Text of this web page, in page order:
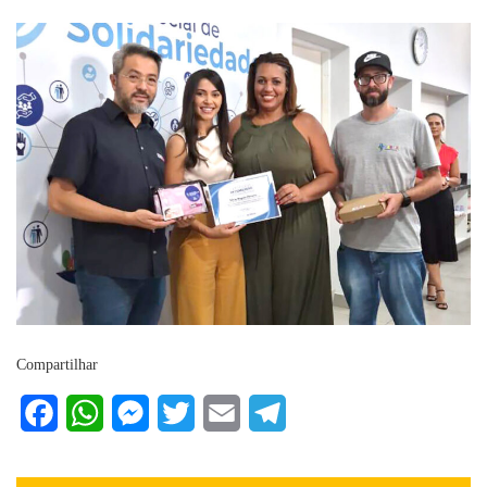
Compartilhar
FacebookWhatsAppMessenger
Twitter Email